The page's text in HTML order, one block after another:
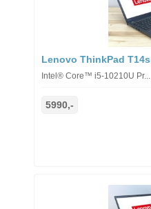
Lenovo ThinkPad T14s
Intel® Core™ i5-10210U Pr...
5990,-